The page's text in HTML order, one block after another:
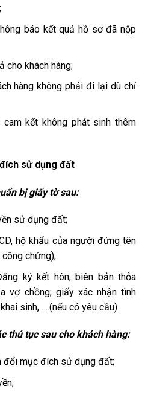
báo kết quả hồ sơ đã nộp
cho khách hàng;
hàng không phải đi lại dù chỉ
cam kết không phát sinh thêm
sử dụng đất
bị giấy tờ sau:
sử dụng đất;
hộ khẩu của người đứng tên
chứng);
ký kết hôn; biên bản thỏa
vợ chồng; giấy xác nhận tình
sinh, ….(nếu có yêu cầu)
thủ tục sau cho khách hàng:
đổi mục đích sử dụng đất;